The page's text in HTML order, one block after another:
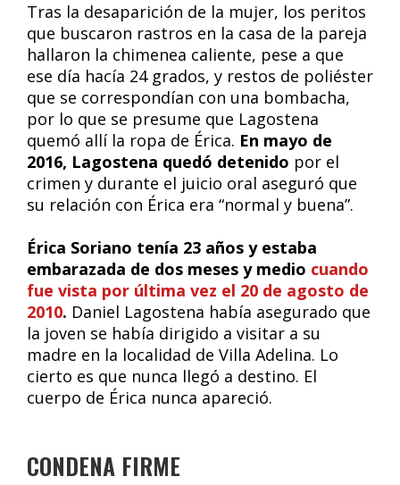
Tras la desaparición de la mujer, los peritos
que buscaron rastros en la casa de la pareja
hallaron la chimenea caliente, pese a que
ese día hacía 24 grados, y restos de poliéster
que se correspondían con una bombacha,
por lo que se presume que Lagostena
quemó allí la ropa de Érica. En mayo de
2016, Lagostena quedó detenido por el
crimen y durante el juicio oral aseguró que
su relación con Érica era “normal y buena”.
Érica Soriano tenía 23 años y estaba
embarazada de dos meses y medio cuando
fue vista por última vez el 20 de agosto de
2010. Daniel Lagostena había asegurado que
la joven se había dirigido a visitar a su
madre en la localidad de Villa Adelina. Lo
cierto es que nunca llegó a destino. El
cuerpo de Érica nunca apareció.
CONDENA FIRME